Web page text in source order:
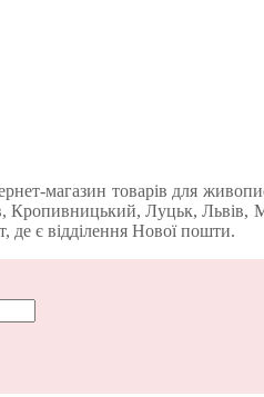
магазин товарів для
Кропивницький, Луцьк, Львів,
де є відділення Нової пошти.